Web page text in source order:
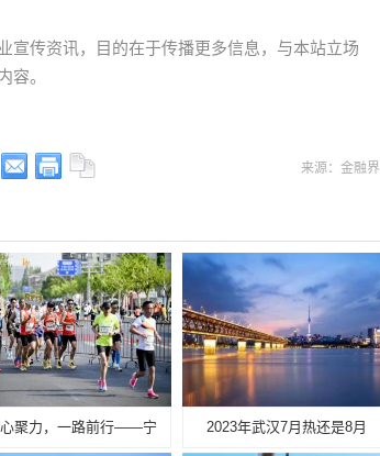
宣传资讯，目的在于传播更多信息，与本站立场
容。
来源：金融界
心聚力，一路前行——宁 2023年武汉7月热还是8月